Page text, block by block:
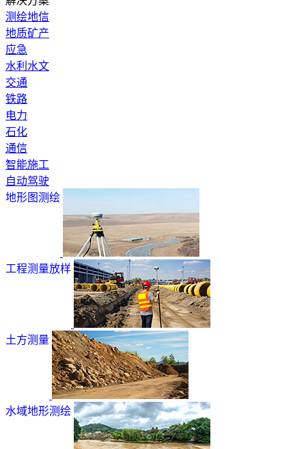
测绘地信
地质矿产
应急
水利水文
交通
铁路
电力
石化
通信
智能施工
自动驾驶
地形图测绘
工程测量放样
土方测量
水域地形测绘